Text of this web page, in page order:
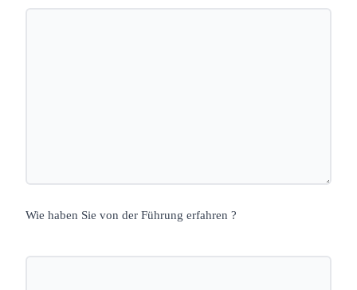
Wie haben Sie von der Führung erfahren ?